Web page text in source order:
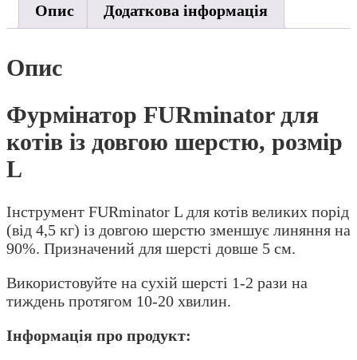
Опис Додаткова інформація
Опис
Фурмінатор FURminator для
котів із довгою шерстю, розмір
L
Інструмент FURminator L для котів великих порід
(від 4,5 кг) із довгою шерстю зменшує линяння на
90%. Призначений для шерсті довше 5 см.
Використовуйте на сухій шерсті 1-2 рази на
тиждень протягом 10-20 хвилин.
Інформація про продукт: